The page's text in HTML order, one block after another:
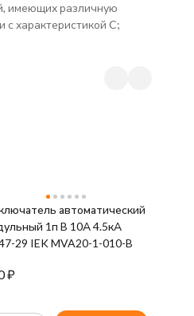
имеющих различную
характеристикой C;
автоматический
1п B 10А 4.5кА
29 IEK MVA20-1-010-B
₽